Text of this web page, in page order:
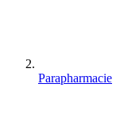
Parapharmacie